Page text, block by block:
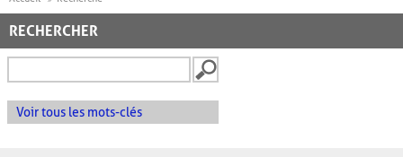
RECHERCHER
Voir tous les mots-clés